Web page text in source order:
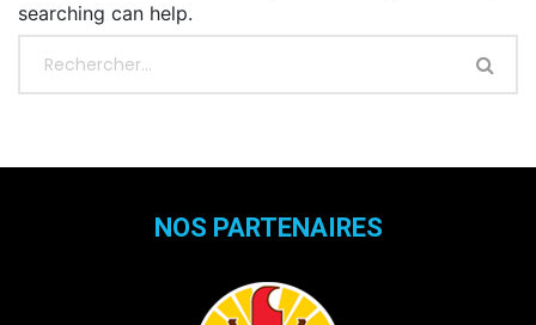
searching can help.
NOS PARTENAIRES